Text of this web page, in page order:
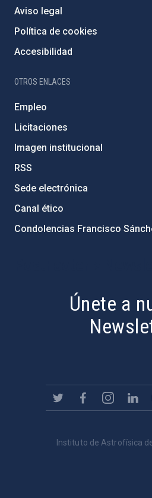
Aviso legal
Política de cookies
Accesibilidad
OTROS ENLACES
Empleo
Licitaciones
Imagen institucional
RSS
Sede electrónica
Canal ético
Condolencias Francisco
Únete a
Instituto de Astrofísica